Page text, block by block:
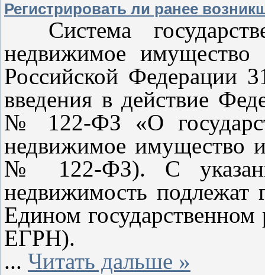
Регистрировать ли ранее
Система
недвижимое
Российской Федерации
введения в действие
№ 122-ФЗ «О
недвижимое имущество
№ 122-ФЗ). С
недвижимость подлежат
Едином
ЕГРН).
... Читать дальше »